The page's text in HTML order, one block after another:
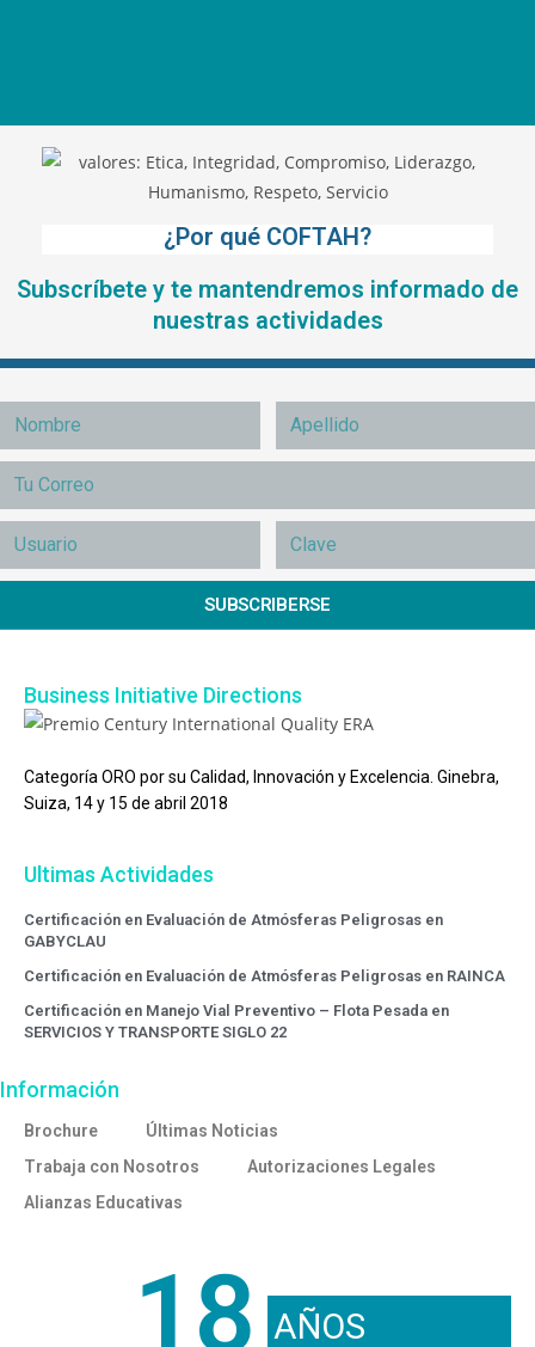
¿Por qué COFTAH?
Subscríbete y te mantendremos informado de
nuestras actividades
SUBSCRIBERSE
Business Initiative Directions
Categoría ORO por su Calidad, Innovación y Excelencia. Ginebra,
Suiza, 14 y 15 de abril 2018
Ultimas Actividades
Certificación en Evaluación de Atmósferas Peligrosas en
GABYCLAU
Certificación en Evaluación de Atmósferas Peligrosas en RAINCA
Certificación en Manejo Vial Preventivo – Flota Pesada en
SERVICIOS Y TRANSPORTE SIGLO 22
Información
Brochure
Últimas Noticias
Trabaja con Nosotros
Autorizaciones Legales
Alianzas Educativas
18 AÑOS